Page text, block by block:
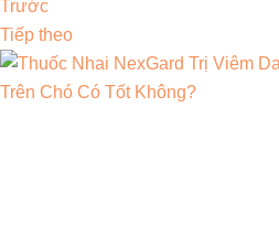
Trước
Tiếp theo